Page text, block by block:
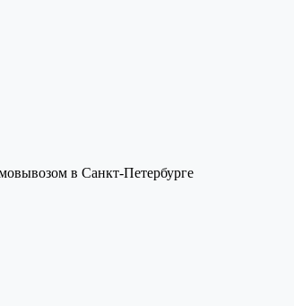
в Санкт-Петербурге